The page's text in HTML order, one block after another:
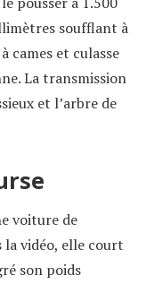
soufflant à
cames et culasse
La transmission
et l’arbre de
voiture de
la vidéo, elle court
son poids